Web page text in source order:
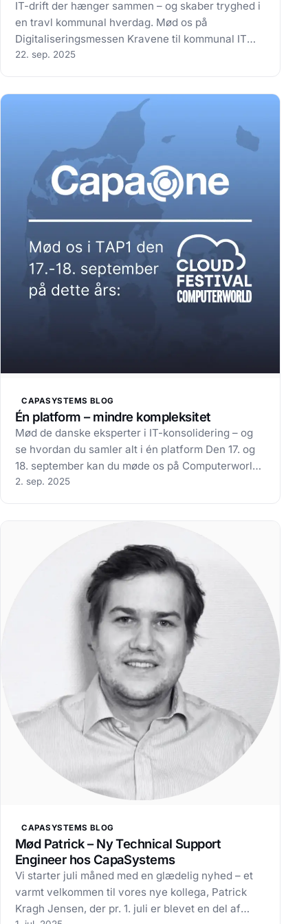
IT-drift der hænger sammen – og skaber tryghed i
en travl kommunal hverdag. Mød os på
Digitaliseringsmessen Kravene til kommunal IT
vokser: NIS2, dokumentation,
mange leverandører, bliver…
22. sep. 2025
CAPASYSTEMS BLOG
Én platform – mindre kompleksitet
Mød de danske eksperter i IT-konsolidering – og
se hvordan du samler alt i én platform Den 17. og
18. september kan du møde os på Computerworld
Cloud & AI Festival 2025 i København. Her viser vi,
2. sep. 2025
CAPASYSTEMS BLOG
Mød Patrick – Ny Technical Support
Engineer hos CapaSystems
Vi starter juli måned med en glædelig nyhed – et
varmt velkommen til vores nye kollega, Patrick
Kragh Jensen, der pr. 1. juli er blevet en del af